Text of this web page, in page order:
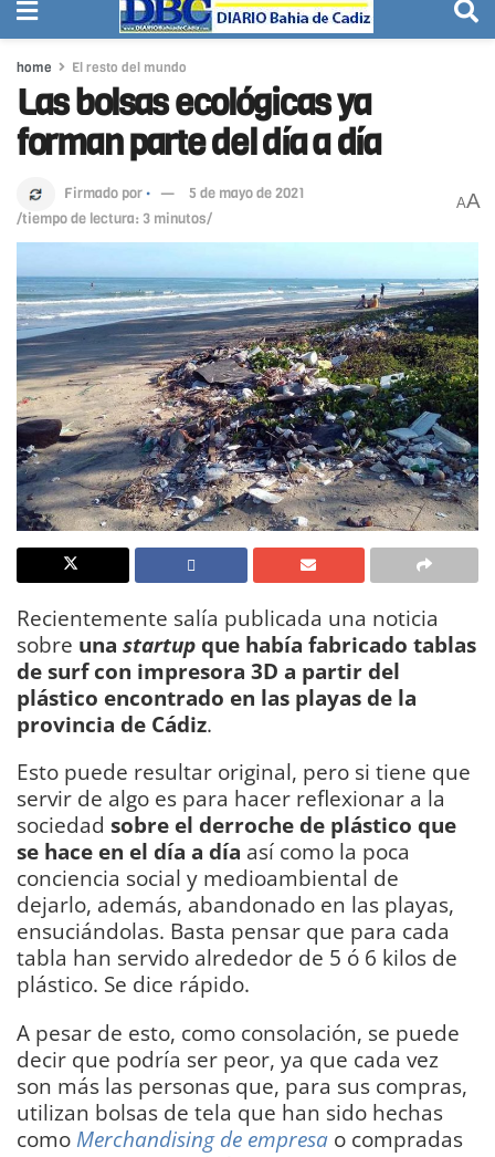
home El resto del mundo
Las bolsas ecológicas ya
forman parte del día a día
Firmado por ·
5 de mayo de 2021
/tiempo de lectura: 3 minutos/
AA
Recientemente salía publicada una noticia
sobre una startupque había fabricado tablas
de surf con impresora 3D a partir del
plástico encontrado en las playas de la
provincia de Cádiz.
Esto puede resultar original, pero si tiene que
servir de algo es para hacer reflexionar a la
sociedad sobre el derroche de plástico que
se hace en el día a día así como la poca
conciencia social y medioambiental de
dejarlo, además, abandonado en las playas,
ensuciándolas. Basta pensar que para cada
tabla han servido alrededor de 5 ó 6 kilos de
plástico. Se dice rápido.
A pesar de esto, como consolación, se puede
decir que podría ser peor, ya que cada vez
son más las personas que, para sus compras,
utilizan bolsas de tela que han sido hechas
como Merchandising de empresa o compradas